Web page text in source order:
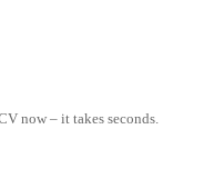
now – it takes seconds.